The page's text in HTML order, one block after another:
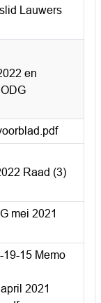
Lauwers
en
Raad (3)
mei 2021
19-15 Memo
2021